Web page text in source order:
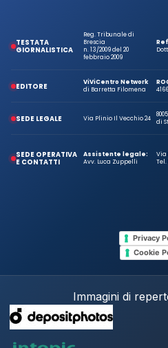
TESTATA
GIORNALISTICA
Reg. Tribunale di
Brescia
n. 13/2009 del 20
febbraio 2009
EDITORE
ViViCentro Network
di Barretta Filomena
SEDE LEGALE Via Plinio Il Vecchio 24
di
SEDE OPERATIVA
E CONTATTI
Assistente legale:
Avv. Luca Zuppelli
Via
Tel.
Privacy
Cookie
Immagini di